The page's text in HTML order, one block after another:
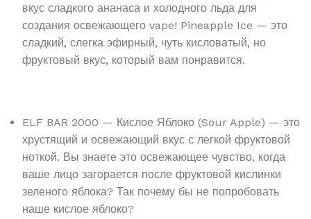
вкус сладкого ананаса и холодного льда для
создания освежающего vape! Pineapple Ice — это
сладкий, слегка эфирный, чуть кисловатый, но
фруктовый вкус, который вам понравится.
ELF BAR 2000 — Кислое Яблоко (Sour Apple) — это
хрустящий и освежающий вкус с легкой фруктовой
ноткой. Вы знаете это освежающее чувство, когда
ваше лицо загорается после фруктовой кислинки
зеленого яблока? Так почему бы не попробовать
наше кислое яблоко?